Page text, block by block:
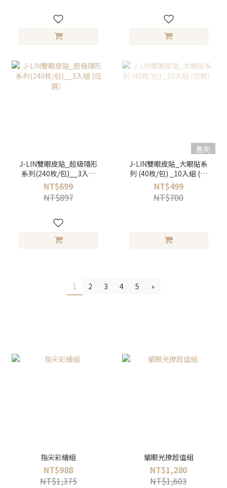
J-LIN雙眼皮貼_超級隱形
系列(240枚/包)__3入組
(任選）
NT$699
NT$897
售完
J-LIN雙眼皮貼_大眼貼系
列 (40枚/包) _10入組 (任
選）
NT$499
NT$700
1 2 3 4 5 »
指尖彩繪組
NT$988
NT$1,375
貓眼光撩超值組
NT$1,280
NT$1,603